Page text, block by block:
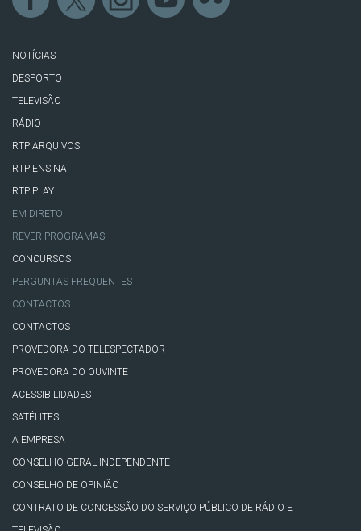
NOTÍCIAS
DESPORTO
TELEVISÃO
RÁDIO
RTP ARQUIVOS
RTP ENSINA
RTP PLAY
EM DIRETO
REVER PROGRAMAS
CONCURSOS
PERGUNTAS FREQUENTES
CONTACTOS
CONTACTOS
PROVEDORA DO TELESPECTADOR
PROVEDORA DO OUVINTE
ACESSIBILIDADES
SATÉLITES
A EMPRESA
CONSELHO GERAL INDEPENDENTE
CONSELHO DE OPINIÃO
CONTRATO DE CONCESSÃO DO SERVIÇO PÚBLICO DE RÁDIO E